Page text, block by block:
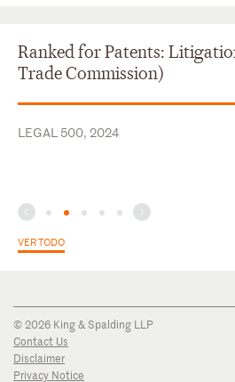
Ranked for Patents:
Trade Commission)
LEGAL 500, 2024
VER TODO
© 2026 King & Spalding LLP
Contact Us
Disclaimer
Privacy Notice